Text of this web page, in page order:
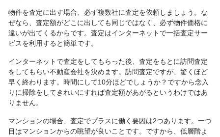
物件を査定に出す場合、必ず複数社に査定を依頼しましょう。な
ぜなら、査定額がどこに出しても同じではなく、必ず物件価格に
違いが出てくるからです。査定はインターネットで一括査定サー
ビスを利用すると簡単です。
インターネットで査定をしてもらった後、査定をもとに訪問査定
をしてもらい不動産会社を決めます。訪問査定ですが、驚くほど
早く終わります。時間にして10分ほどでしょうか？ですから念入
りに掃除をしてきれいにすれば査定額があがるというわけではあ
りません。
マンションの場合、査定でプラスに働く要因は2つあります。一つ
目はマンションからの眺望が良いことです。ですから、低層階よ